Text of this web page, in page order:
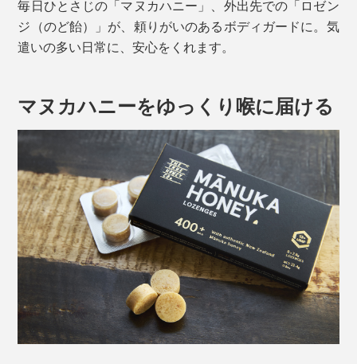
毎日ひとさじの「マヌカハニー」、外出先での「ロゼン
ジ（のど飴）」が、頼りがいのあるボディガードに。気
遣いの多い日常に、安心をくれます。
マヌカハニーをゆっくり喉に届ける